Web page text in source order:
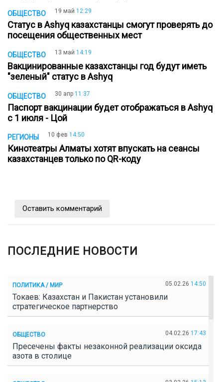
ОБЩЕСТВО 19 май 12:29
Статус в Ashyq казахстанцы смогут проверять до
посещения общественных мест
ОБЩЕСТВО 13 май 14:19
Вакцинированные казахстанцы год будут иметь
"зеленый" статус в Ashyq
ОБЩЕСТВО 30 апр 11:37
Паспорт вакцинации будет отображаться в Ashyq
с 1 июля - Цой
РЕГИОНЫ 10 фев 14:50
Кинотеатры Алматы хотят впускать на сеансы
казахстанцев только по QR-коду
Оставить комментарий
ПОСЛЕДНИЕ НОВОСТИ
ПОЛИТИКА / МИР 05.02.26 14:50
Токаев: Казахстан и Пакистан установили
стратегическое партнерство
ОБЩЕСТВО 04.02.26 17:43
Пресечены факты незаконной реализации оксида
азота в столице